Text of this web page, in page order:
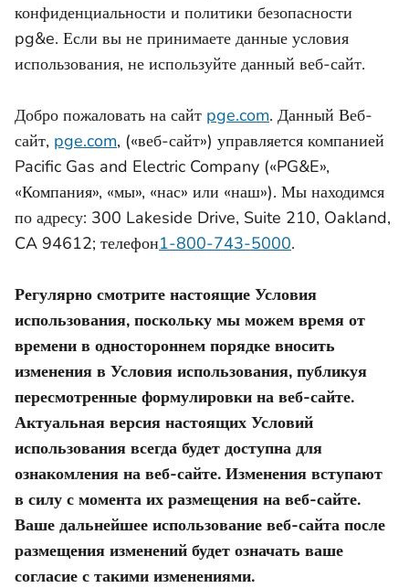
конфиденциальности и политики безопасности
pg&e. Если вы не принимаете данные условия
использования, не используйте данный веб-сайт.
Добро пожаловать на сайт pge.com. Данный Веб-
сайт, pge.com, («веб-сайт») управляется компанией
Pacific Gas and Electric Company («PG&E»,
«Компания», «мы», «нас» или «наш»). Мы находимся
по адресу: 300 Lakeside Drive, Suite 210, Oakland,
CA 94612; телефон1-800-743-5000.
Регулярно смотрите настоящие Условия
использования, поскольку мы можем время от
времени в одностороннем порядке вносить
изменения в Условия использования, публикуя
пересмотренные формулировки на веб-сайте.
Актуальная версия настоящих Условий
использования всегда будет доступна для
ознакомления на веб-сайте. Изменения вступают
в силу с момента их размещения на веб-сайте.
Ваше дальнейшее использование веб-сайта после
размещения изменений будет означать ваше
согласие с такими изменениями.